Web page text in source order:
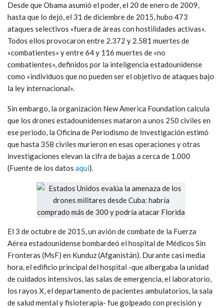
Desde que Obama asumió el poder, el 20 de enero de 2009,
hasta que lo dejó, el 31 de diciembre de 2015, hubo 473
ataques selectivos «fuera de áreas con hostilidades activas».
Todos ellos provocaron entre 2.372 y 2.581 muertes de
«combatientes» y entre 64 y 116 muertes de «no
combatientes», definidos por la inteligencia estadounidense
como «individuos que no pueden ser el objetivo de ataques bajo
la ley internacional».
Sin embargo, la organización New America Foundation calcula
que los drones estadounidenses mataron a unos 250 civiles en
ese periodo, la Oficina de Periodismo de Investigación estimó
que hasta 358 civiles murieron en esas operaciones y otras
investigaciones elevan la cifra de bajas a cerca de 1.000
(Fuente de los datos aquí).
El 3 de octubre de 2015, un avión de combate de la Fuerza
Aérea estadounidense bombardeó el hospital de Médicos Sin
Fronteras (MsF) en Kunduz (Afganistán). Durante casi media
hora, el edificio principal del hospital -que albergaba la unidad
de cuidados intensivos, las salas de emergencia, el laboratorio,
los rayos X, el departamento de pacientes ambulatorios, la sala
de salud mental y fisioterapia- fue golpeado con precisión y